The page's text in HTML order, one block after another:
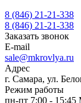
8 (846) 21-21-338
8 (846) 21-21-338
Заказать звонок
E-mail
sale@mkrovlya.ru
Адрес
г. Самара, ул.
Режим работы
пн-пт 7:00 -